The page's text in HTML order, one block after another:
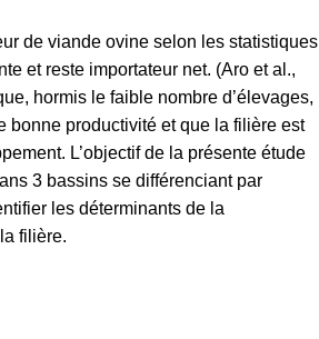
de viande ovine selon les statistiques
et reste importateur net. (Aro et al.,
hormis le faible nombre d’élevages,
bonne productivité et que la filière est
L’objectif de la présente étude
3 bassins se différenciant par
les déterminants de la
filière.